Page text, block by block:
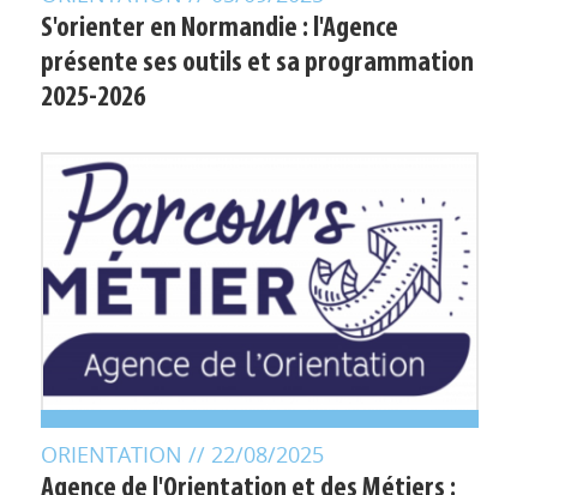
ORIENTATION// 05/09/2025
S'orienter en Normandie : l'Agence
présente ses outils et sa programmation
ORIENTATION// 22/08/2025